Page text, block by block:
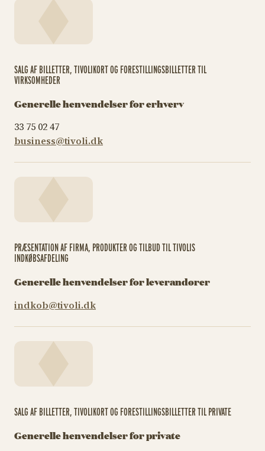
SALG AF BILLETTER, TIVOLIKORT OG FORESTILLINGSBILLETTER TIL
VIRKSOMHEDER
Generelle henvendelser for erhverv
33 75 02 47
business@tivoli.dk
PRÆSENTATION AF FIRMA, PRODUKTER OG TILBUD TIL TIVOLIS
INDKØBSAFDELING
Generelle henvendelser for leverandører
indkob@tivoli.dk
SALG AF BILLETTER, TIVOLIKORT OG FORESTILLINGSBILLETTER TIL PRIVATE
Generelle henvendelser for private